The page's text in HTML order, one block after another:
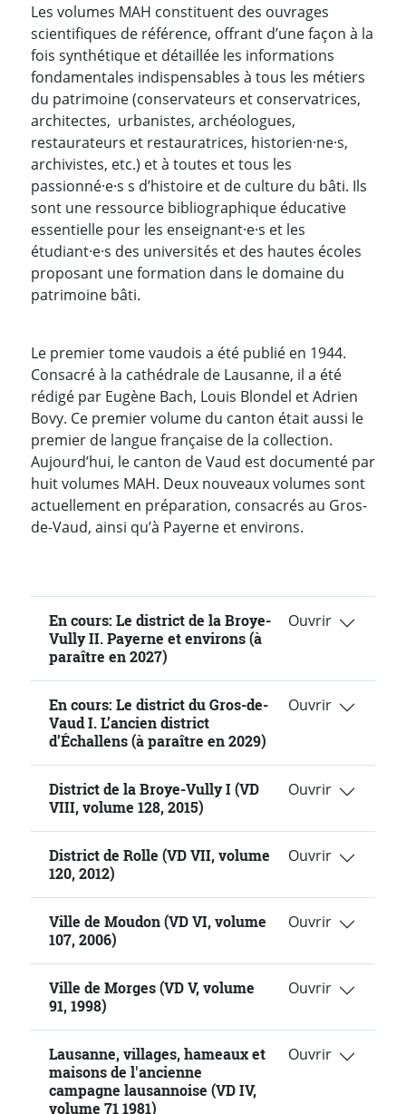
Les volumes MAH constituent des ouvrages
scientifiques de référence, offrant d’une façon à la
fois synthétique et détaillée les informations
fondamentales indispensables à tous les métiers
du patrimoine (conservateurs et conservatrices,
architectes, urbanistes, archéologues,
restaurateurs et restauratrices, historien·ne·s,
archivistes, etc.) et à toutes et tous les
passionné·e·s s d’histoire et de culture du bâti. Ils
sont une ressource bibliographique éducative
essentielle pour les enseignant·e·s et les
étudiant·e·s des universités et des hautes écoles
proposant une formation dans le domaine du
patrimoine bâti.
Le premier tome vaudois a été publié en 1944.
Consacré à la cathédrale de Lausanne, il a été
rédigé par Eugène Bach, Louis Blondel et Adrien
Bovy. Ce premier volume du canton était aussi le
premier de langue française de la collection.
Aujourd’hui, le canton de Vaud est documenté par
huit volumes MAH. Deux nouveaux volumes sont
actuellement en préparation, consacrés au Gros-
de-Vaud, ainsi qu’à Payerne et environs.
En cours: Le district de la Broye-
Vully II. Payerne et environs (à
paraître en 2027)
En cours: Le district du Gros-de-
Vaud I. L’ancien district
d’Échallens (à paraître en 2029)
District de la Broye-Vully I (VD
VIII, volume 128, 2015)
District de Rolle (VD VII, volume
120, 2012)
Ville de Moudon (VD VI, volume
107, 2006)
Ville de Morges (VD V, volume
91, 1998)
Lausanne, villages, hameaux et
maisons de l'ancienne
campagne lausannoise (VD IV,
volume 71 1981)